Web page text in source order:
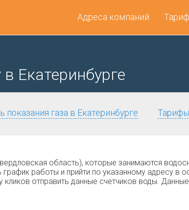
Адреса компаний
Екатеринбурге
показания газа в Екатеринбурге
область), которые занимаются
работы и прийти по указанному адресу в
отправить данные счетчиков воды.